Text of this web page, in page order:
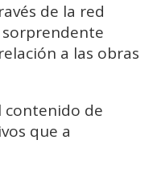
de la red
sorprendente
a las obras
contenido de
que a